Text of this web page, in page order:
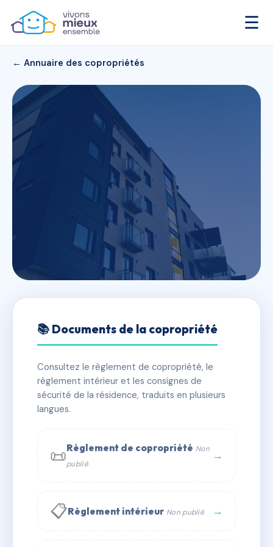
☰
← Annuaire des copropriétés
LA NOUVELLE RESIDENCE
✓ Immatriculée 🏠 110 lots 🏗 1 bâtiment(s)
📞 Contacter Syndic Digital
📚 Documents de la copropriété
Consultez le règlement de copropriété, le
règlement intérieur et les consignes de
sécurité de la résidence, traduits en plusieurs
langues.
📜Règlement de copropriété Non
publié
→
📋Règlement intérieur Non publié →